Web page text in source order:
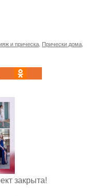
и прическа Прически дома
закрыта!